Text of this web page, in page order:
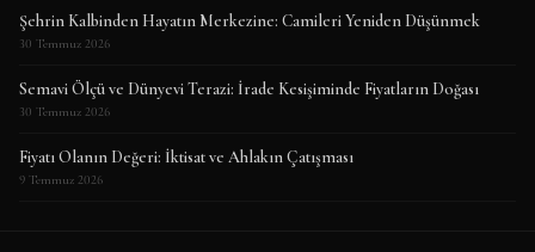
Şehrin Kalbinden Hayatın Merkezine: Camileri Yeniden Düşünmek
30 Temmuz 2026
Semavi Ölçü ve Dünyevi Terazi: İrade Kesişiminde Fiyatların Doğası
30 Temmuz 2026
Fiyatı Olanın Değeri: İktisat ve Ahlakın Çatışması
9 Temmuz 2026